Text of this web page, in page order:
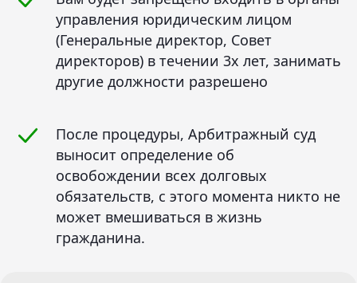
управления юридическим лицом
(Генеральные директор, Совет
директоров) в течении 3х лет, занимать
другие должности разрешено
После процедуры, Арбитражный суд
выносит определение об
освобождении всех долговых
обязательств, с этого момента никто не
может вмешиваться в жизнь
гражданина.